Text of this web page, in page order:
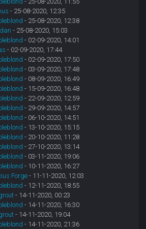
- 25-08-2020, 12:35
- 25-08-2020, 12:38
- 25-08-2020, 15:03
- 02-09-2020, 14:01
- 02-09-2020, 17:44
- 02-09-2020, 17:50
- 03-09-2020, 17:48
- 08-09-2020, 16:49
- 15-09-2020, 16:48
- 22-09-2020, 12:59
- 29-09-2020, 14:57
- 06-10-2020, 14:51
- 13-10-2020, 15:15
- 20-10-2020, 11:28
- 27-10-2020, 13:14
- 03-11-2020, 19:06
- 10-11-2020, 16:27
Forge - 11-11-2020, 12:03
- 12-11-2020, 18:55
- 14-11-2020, 00:23
- 14-11-2020, 16:30
- 14-11-2020, 19:04
- 14-11-2020, 21:36